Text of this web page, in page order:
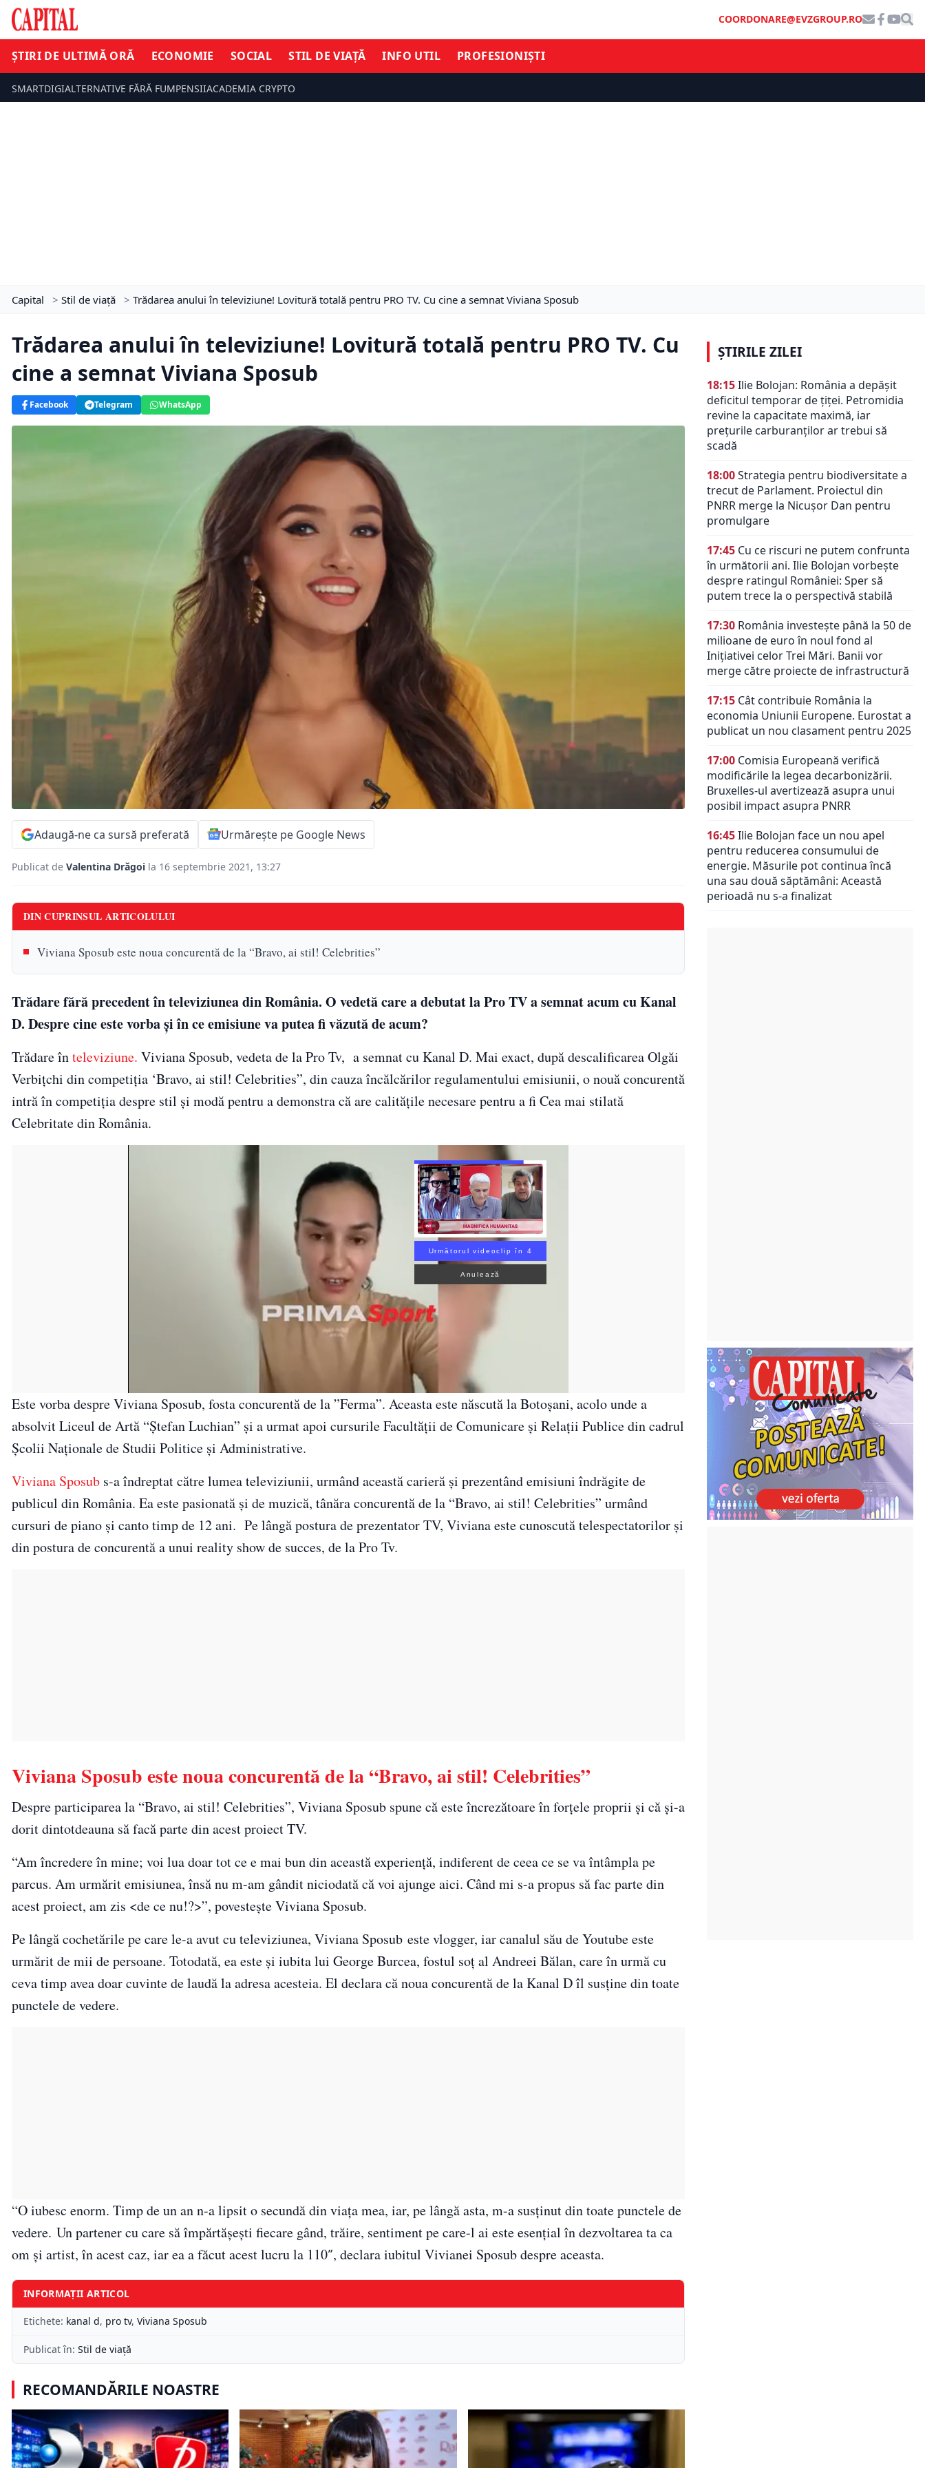
COORDONARE@EVZGROUP.RO
ȘTIRI DE ULTIMĂ ORĂ ECONOMIE SOCIAL STIL DE VIAȚĂ INFO UTIL PROFESIONIȘTI
SMARTDIGIALTERNATIVE FĂRĂ FUMPENSIIACADEMIA CRYPTO
Capital > Stil de viață > Trădarea anului în televiziune! Lovitură totală pentru PRO TV. Cu cine a semnat Viviana Sposub
Trădarea anului în televiziune! Lovitură totală pentru PRO TV. Cu
cine a semnat Viviana Sposub
Facebook Telegram WhatsApp
Adaugă-ne ca sursă preferată Urmărește pe Google News
Publicat de Valentina Drăgoi la 16 septembrie 2021, 13:27
DIN CUPRINSUL ARTICOLULUI
Viviana Sposub este noua concurentă de la “Bravo, ai stil! Celebrities”
Trădare fără precedent în televiziunea din România. O vedetă care a debutat la Pro TV a semnat acum cu Kanal
D. Despre cine este vorba și în ce emisiune va putea fi văzută de acum?
Trădare înteleviziune. Viviana Sposub, vedeta de la Pro Tv, a semnat cu Kanal D. Mai exact, după descalificarea Olgăi
Verbițchi din competiția ‘Bravo, ai stil! Celebrities”, din cauza încălcărilor regulamentului emisiunii, o nouă concurentă
intră în competiția despre stil și modă pentru a demonstra că are calitățile necesare pentru a fi Cea mai stilată
Celebritate din România.
Următorul videoclip în 3
Anulează
Este vorba despre Viviana Sposub, fosta concurentă de la ”Ferma”. Aceasta este născută la Botoșani, acolo unde a
absolvit Liceul de Artă “Ștefan Luchian” și a urmat apoi cursurile Facultății de Comunicare și Relații Publice din cadrul
Școlii Naționale de Studii Politice și Administrative.
Viviana Sposub s-a îndreptat către lumea televiziunii, urmând această carieră și prezentând emisiuni îndrăgite de
publicul din România. Ea este pasionată și de muzică, tânăra concurentă de la “Bravo, ai stil! Celebrities” urmând
cursuri de piano și canto timp de 12 ani. Pe lângă postura de prezentator TV, Viviana este cunoscută telespectatorilor și
din postura de concurentă a unui reality show de succes, de la Pro Tv.
Viviana Sposub este noua concurentă de la “Bravo, ai stil! Celebrities”
Despre participarea la “Bravo, ai stil! Celebrities”, Viviana Sposub spune că este încrezătoare în forțele proprii și că și-a
dorit dintotdeauna să facă parte din acest proiect TV.
“Am încredere în mine; voi lua doar tot ce e mai bun din această experiență, indiferent de ceea ce se va întâmpla pe
parcus. Am urmărit emisiunea, însă nu m-am gândit niciodată că voi ajunge aici. Când mi s-a propus să fac parte din
acest proiect, am zis <de ce nu!?>”, povestește Viviana Sposub.
Pe lângă cochetările pe care le-a avut cu televiziunea, Viviana Sposub este vlogger, iar canalul său de Youtube este
urmărit de mii de persoane. Totodată, ea este și iubita lui George Burcea, fostul soț al Andreei Bălan, care în urmă cu
ceva timp avea doar cuvinte de laudă la adresa acesteia. El declara că noua concurentă de la Kanal D îl susține din toate
punctele de vedere.
“O iubesc enorm. Timp de un an n-a lipsit o secundă din viața mea, iar, pe lângă asta, m-a susținut din toate punctele de
vedere. Un partener cu care să împărtășești fiecare gând, trăire, sentiment pe care-l ai este esențial în dezvoltarea ta ca
om și artist, în acest caz, iar ea a făcut acest lucru la 110″, declara iubitul Vivianei Sposub despre aceasta.
INFORMAȚII ARTICOL
Etichete: kanal d, pro tv, Viviana Sposub
Publicat în: Stil de viață
RECOMANDĂRILE NOASTRE
ȘTIRILE ZILEI
18:15Ilie Bolojan: România a depășit
deficitul temporar de țiței. Petromidia
revine la capacitate maximă, iar
prețurile carburanților ar trebui să
scadă
18:00Strategia pentru biodiversitate a
trecut de Parlament. Proiectul din
PNRR merge la Nicușor Dan pentru
promulgare
17:45 Cu ce riscuri ne putem confrunta
în următorii ani. Ilie Bolojan vorbește
despre ratingul României: Sper să
putem trece la o perspectivă stabilă
17:30 România investește până la 50 de
milioane de euro în noul fond al
Inițiativei celor Trei Mări. Banii vor
merge către proiecte de infrastructură
17:15 Cât contribuie România la
economia Uniunii Europene. Eurostat a
publicat un nou clasament pentru 2025
17:00 Comisia Europeană verifică
modificările la legea decarbonizării.
Bruxelles-ul avertizează asupra unui
posibil impact asupra PNRR
16:45Ilie Bolojan face un nou apel
pentru reducerea consumului de
energie. Măsurile pot continua încă
una sau două săptămâni: Această
perioadă nu s-a finalizat